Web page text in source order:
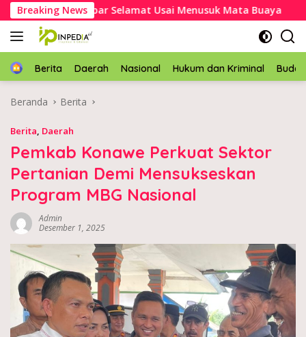
Langsung
ke
konten
Breaking News
Asal Mubar Selamat Usai Menusuk Mata Buaya
HomeBerita Daerah Nasional Hukum dan Kriminal
Beranda Berita
Berita, Daerah
Pemkab Konawe Perkuat Sektor
Pertanian Demi Mensukseskan
Program MBG Nasional
Admin
Desember 1, 2025